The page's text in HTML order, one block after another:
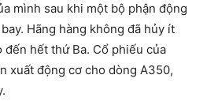
mình sau khi một bộ phận động
Hãng hàng không đã hủy ít
hết thứ Ba. Cổ phiếu của
xuất động cơ cho dòng A350,